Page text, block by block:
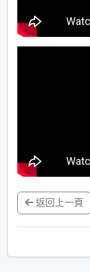
返回上一頁